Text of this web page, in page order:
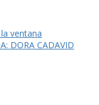
ventana
DORA CADAVID